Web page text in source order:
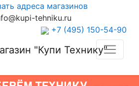
адреса магазинов
tehniku.ru
+7 (495) 150-54-90